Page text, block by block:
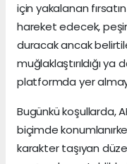
için yakalanan
hareket edecek,
duracak ancak
muğlaklaştırıldığı
platformda yer
Bugünkü koşullarda,
biçimde
karakter taşıyan